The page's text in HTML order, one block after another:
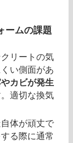
ームの課題
クリートの気
い側面があ
カビが発生
適切な換気
自体が頑丈で
る際に通常